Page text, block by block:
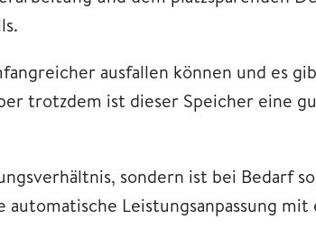
ausfallen können und es
trotzdem ist dieser Speicher eine
sondern ist bei Bedarf
Leistungsanpassung